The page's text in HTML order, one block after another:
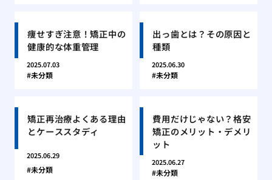
痩せすぎ注意！矯正中の
健康的な体重管理
2025.07.03
未分類
出っ歯とは？その原因と
種類
2025.06.30
未分類
矯正再治療よくある理由
とケーススタディ
2025.06.29
未分類
費用だけじゃない？格安
矯正のメリット・デメリ
ット
2025.06.27
未分類